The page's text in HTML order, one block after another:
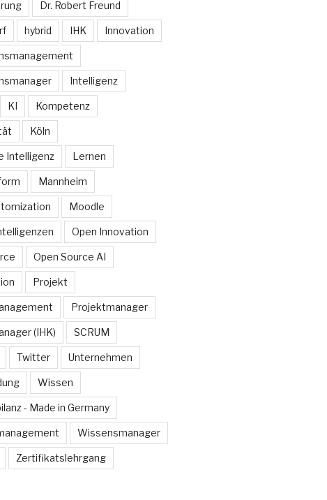
Dr. Robert Freund
hybrid IHK Innovation
Intelligenz
KI Kompetenz
Köln
Intelligenz Lernen
Mannheim
Moodle
Open Innovation
Open Source AI
Projekt
Projektmanager
(IHK) SCRUM
Twitter Unternehmen
Wissen
- Made in Germany
Wissensmanager
Zertifikatslehrgang